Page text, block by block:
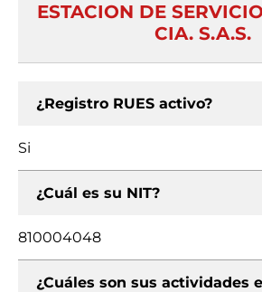
ESTACION DE
CIA. S.A.S.
¿Registro RUES activo?
Si
¿Cuál es su NIT?
810004048
¿Cuáles son sus actividades